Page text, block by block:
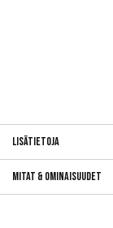
Lisätietoja
Mitat & ominaisuudet